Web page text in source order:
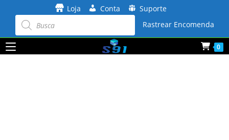
conteúdo
Loja Conta Suporte
Pesquisar
produtos Rastrear Encomenda
0